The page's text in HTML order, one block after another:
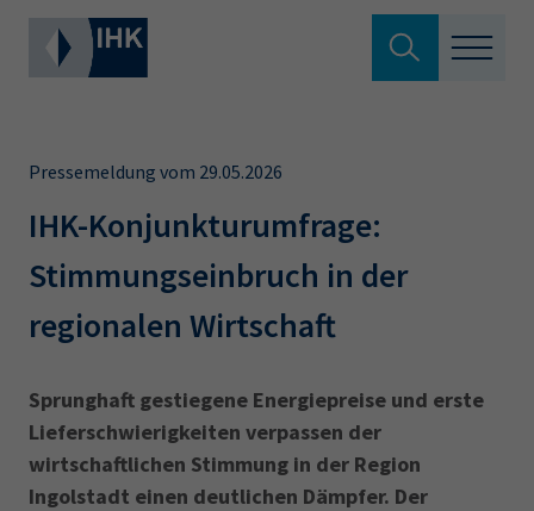
Aus- & Fortbildung
Berufszugang
Ratgeber
Service & Anträge
Über uns
Suche verlassen
Wonach suchen Sie?
Suchen
Hier können Sie auch aus den meistgesuchten
Begriffen vorauswählen
34a 34c Ausbildungsvertrag
Fachwirt
Pressemeldung vom 29.05.2026
IHK-Konjunkturumfrage:
Stimmungseinbruch in der
regionalen Wirtschaft
Sprunghaft gestiegene Energiepreise und erste
Lieferschwierigkeiten verpassen der
wirtschaftlichen Stimmung in der Region
Ingolstadt einen deutlichen Dämpfer. Der